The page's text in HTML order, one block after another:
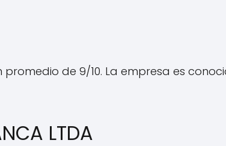
promedio de 9/10. La empresa es
LTDA